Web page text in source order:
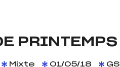
PRINTEMPS
Mixte 01/05/18 GS